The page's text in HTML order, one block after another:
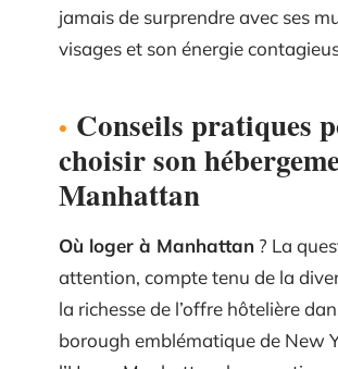
jamais de surprendre avec ses
visages et son énergie
Conseils pratiques
choisir son
Manhattan
Où loger à Manhattan ? La
attention, compte tenu de la
la richesse de l’offre hôtelière
borough emblématique de New